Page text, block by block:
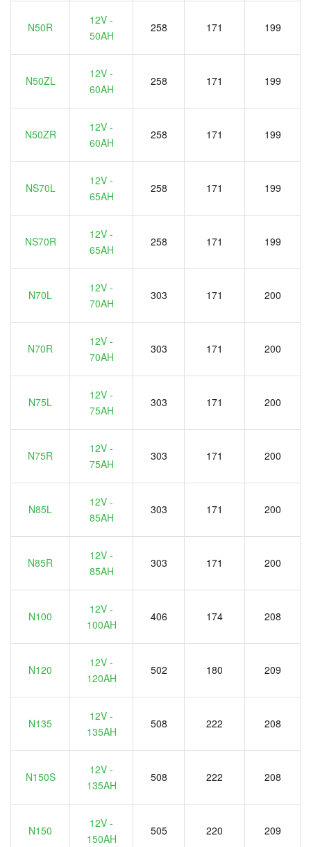
N50R
12V -
50AH
258 171 199
N50ZL
12V -
60AH
258 171 199
N50ZR
12V -
60AH
258 171 199
NS70L
12V -
65AH
258 171 199
NS70R
12V -
65AH
258 171 199
N70L
12V -
70AH
303 171 200
N70R
12V -
70AH
303 171 200
N75L
12V -
75AH
303 171 200
N75R
12V -
75AH
303 171 200
N85L
12V -
85AH
303 171 200
N85R
12V -
85AH
303 171 200
N100
12V -
100AH
406 174 208
N120
12V -
120AH
502 180 209
N135
12V -
135AH
508 222 208
N150S
12V -
135AH
508 222 208
N150
12V -
150AH
505 220 209